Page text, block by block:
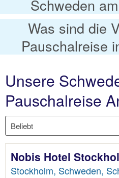
Schweden
Was sind die
Pauschalreise
Unsere
Pauschalreise
Nobis Hotel
Stockholm, Schweden,